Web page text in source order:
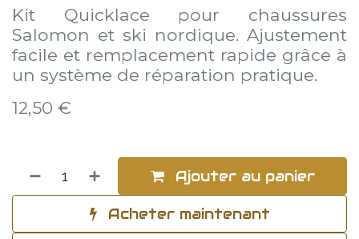
Kit Quicklace pour chaussures
Salomon et ski nordique. Ajustement
facile et remplacement rapide grâce à
un système de réparation pratique.
12,50 €
Ajouter au panier
Acheter maintenant